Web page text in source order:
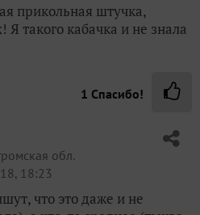
прикольная штучка,
такого кабачка и не знала
1 Спасибо!
обл.
18:23
что это даже и не